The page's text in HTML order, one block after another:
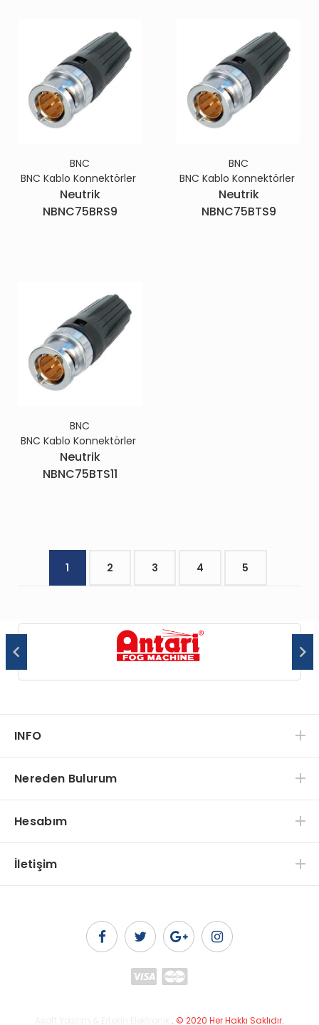
BNC
BNC Kablo Konnektörler
Neutrik
NBNC75BRS9
BNC
BNC Kablo Konnektörler
Neutrik
NBNC75BTS9
BNC
BNC Kablo Konnektörler
Neutrik
NBNC75BTS11
1
INFO
Nereden Bulurum
Hesabım
İletişim
. © 2020 Her Hakkı Saklıdır.